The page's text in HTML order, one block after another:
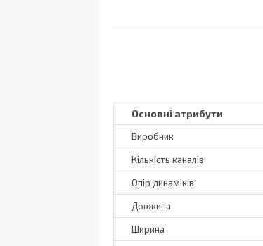
Основні атрибути
Виробник
Кількість каналів
Опір динаміків
Довжина
Ширина